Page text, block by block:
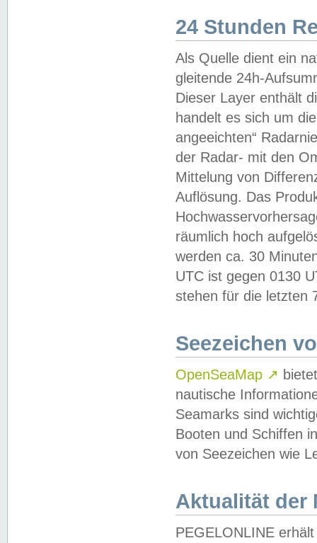
24 Stunden
Als Quelle dient ein
gleitende 24h-
Dieser Layer enthält
handelt es sich um
angeeichten“
der Radar- mit den
Mittelung von
Auflösung. Das
räumlich hoch
werden ca. 30
UTC ist gegen 0130
stehen für die letzten
Seezeichen
OpenSeaMap ↗
nautische
Seamarks sind
Booten und Schiffen
von Seezeichen wie
Aktualität der
PEGELONLINE